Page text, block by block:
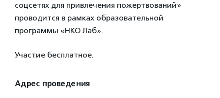
соцсетях для привлечения пожертвований»
проводится в рамках образовательной
программы «НКО Лаб».
Участие бесплатное.
Адрес проведения